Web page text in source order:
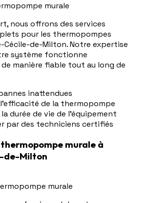
murale
nous offrons des services
pour les thermopompes
Cécile-de-Milton. Notre expertise
système fonctionne
manière fiable tout au long de
inattendues
de la thermopompe
durée de vie de l'équipement
par des techniciens certifiés
murale à
de-Milton
murale